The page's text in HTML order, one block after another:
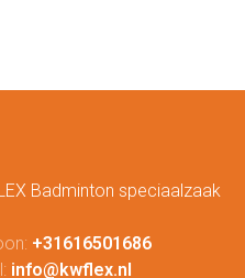
Badminton speciaalzaak
+31616501686
info@kwflex.nl